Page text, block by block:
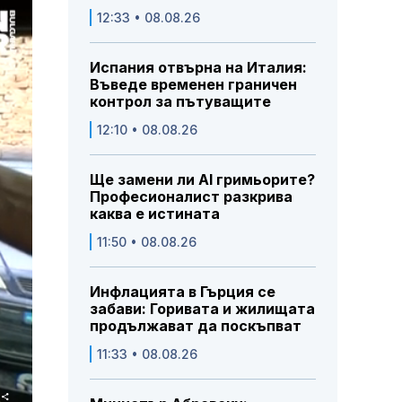
Share
12:33 • 08.08.26
Испания отвърна на Италия:
Въведе временен граничен
контрол за пътуващите
12:10 • 08.08.26
Ще замени ли AI гримьорите?
Професионалист разкрива
каква е истината
11:50 • 08.08.26
Инфлацията в Гърция се
забави: Горивата и жилищата
продължават да поскъпват
11:33 • 08.08.26